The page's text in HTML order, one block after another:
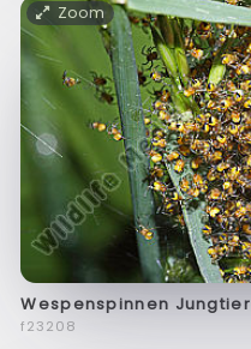
Zoom
Wespenspinnen Jungtier
f23208